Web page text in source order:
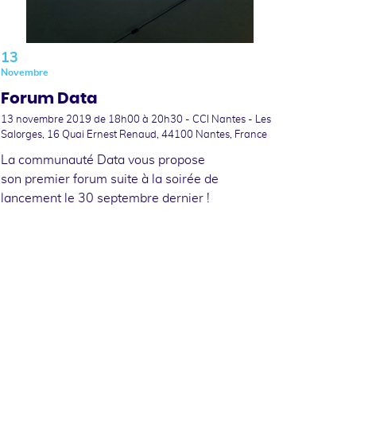
13
Novembre
Forum Data
13 novembre 2019 de 18h00 à 20h30 - CCI Nantes - Les
Salorges, 16 Quai Ernest Renaud, 44100 Nantes, France
La communauté Data vous propose
son premier forum suite à la soirée de
lancement le 30 septembre dernier !